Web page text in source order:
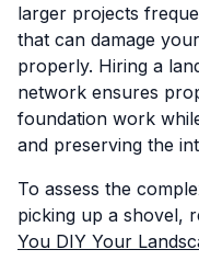
larger projects
that can damage
properly. Hiring a
network ensures
foundation work
and preserving the
To assess the
picking up a shovel,
You DIY Your